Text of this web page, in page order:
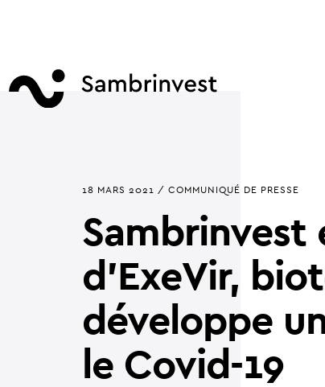
18 MARS 2021 / COMMUNIQUÉ DE PRESSE
Sambrinvest
d'ExeVir,
développe
le Covid-19